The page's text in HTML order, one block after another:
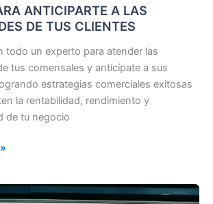
ANTICIPARTE A LAS
DE TUS CLIENTES
todo un experto para atender las
tus comensales y anticípate a sus
estrategias comerciales exitosas
la rentabilidad, rendimiento y
de tu negocio